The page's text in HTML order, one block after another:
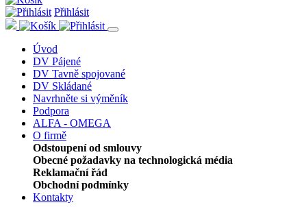
Přihlásit
Úvod
DV Pájené
DV Tavně spojované
DV Skládané
Navrhněte si výměník
Podpora
ALFA - OMEGA
O firmě
Odstoupení od smlouvy
Obecné požadavky na technologická média
Reklamační řád
Obchodní podmínky
Kontakty